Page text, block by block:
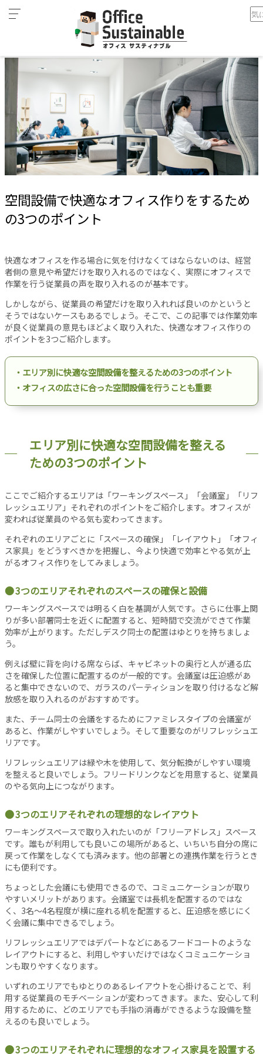
ゴ
リ
ィ
ス
家
具
テ
ワ
ー
ク
間
設
備
オ
フ
ィ
ス
リ
ノ
ベ
ョ
ン
ー
テ
ー
ョ
ン
フ
ィ
ス
消
防
備
コ
ラ
ム
各
種
稿
記
新
着
記
事
注
記
事
人
気
記
事
お
す
す
め
事
空間設備で快適なオフィス作りをするための3つのポイント
空間設備で快適なオフィス作りをするため
の3つのポイント
快適なオフィスを作る場合に気を付けなくてはならないのは、経営
者側の意見や希望だけを取り入れるのではなく、実際にオフィスで
作業を行う従業員の声を取り入れるのが基本です。
しかしながら、従業員の希望だけを取り入れれば良いのかというと
そうではないケースもあるでしょう。そこで、この記事では作業効率
が良く従業員の意見もほどよく取り入れた、快適なオフィス作りの
ポイントを3つご紹介します。
・エリア別に快適な空間設備を整えるための3つのポイント
・オフィスの広さに合った空間設備を行うことも重要
エリア別に快適な空間設備を整える
ための3つのポイント
ここでご紹介するエリアは「ワーキングスペース」「会議室」「リフ
レッシュエリア」それぞれのポイントをご紹介します。オフィスが
変われば従業員のやる気も変わってきます。
それぞれのエリアごとに「スペースの確保」「レイアウト」「オフィ
ス家具」をどうすべきかを把握し、今より快適で効率とやる気が上
がるオフィス作りをしてみましょう。
3つのエリアそれぞれのスペースの確保と設備
ワーキングスペースでは明るく白を基調が人気です。さらに仕事上関
りが多い部署同士を近くに配置すると、短時間で交流ができて作業
効率が上がります。ただしデスク同士の配置はゆとりを持ちましょ
う。
例えば壁に背を向ける席ならば、キャビネットの奥行と人が通る広
さを確保した位置に配置するのが一般的です。会議室は圧迫感があ
ると集中できないので、ガラスのパーティションを取り付けるなど解
放感を取り入れるのがおすすめです。
また、チーム同士の会議をするためにファミレスタイプの会議室が
あると、作業がしやすいでしょう。そして重要なのがリフレッシュエ
リアです。
リフレッシュエリアは緑や木を使用して、気分転換がしやすい環境
を整えると良いでしょう。フリードリンクなどを用意すると、従業員
のやる気向上につながります。
3つのエリアそれぞれの理想的なレイアウト
ワーキングスペースで取り入れたいのが「フリーアドレス」スペース
です。誰もが利用しても良いこの場所があると、いちいち自分の席に
戻って作業をしなくても済みます。他の部署との連携作業を行うとき
にも便利です。
ちょっとした会議にも使用できるので、コミュニケーションが取り
やすいメリットがあります。会議室では長机を配置するのではな
く、3名～4名程度が横に座れる机を配置すると、圧迫感を感じにく
く会議に集中できるでしょう。
リフレッシュエリアではデパートなどにあるフードコートのような
レイアウトにすると、利用しやすいだけではなくコミュニケーショ
ンも取りやすくなります。
いずれのエリアでもゆとりのあるレイアウトを心掛けることで、利
用する従業員のモチベーションが変わってきます。また、安心して利
用するために、どのエリアでも手指の消毒ができるような設備を整
えるのも良いでしょう。
3つのエリアそれぞれに理想的なオフィス家具を設置する